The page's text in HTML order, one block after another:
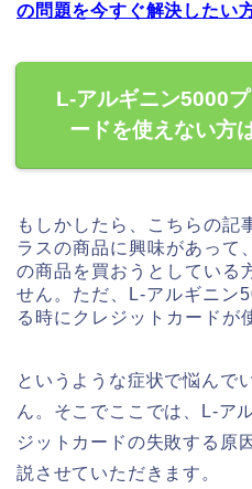
の問題を今すぐ解決したい
L-アルギニン5000
ードを使えない方
もしかしたら、こちらの
ラスの商品に興味があって
の商品を買おうとしている
せん。ただ、L-アルギニン
る時にクレジットカードが
というような症状で悩んで
ん。そこでここでは、L-ア
ジットカードの失敗する原
説させていただきます。